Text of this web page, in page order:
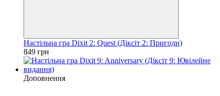
Настільна гра Dixit 2: Quest (Діксіт 2: Пригоди)
849 грн
Доповнення